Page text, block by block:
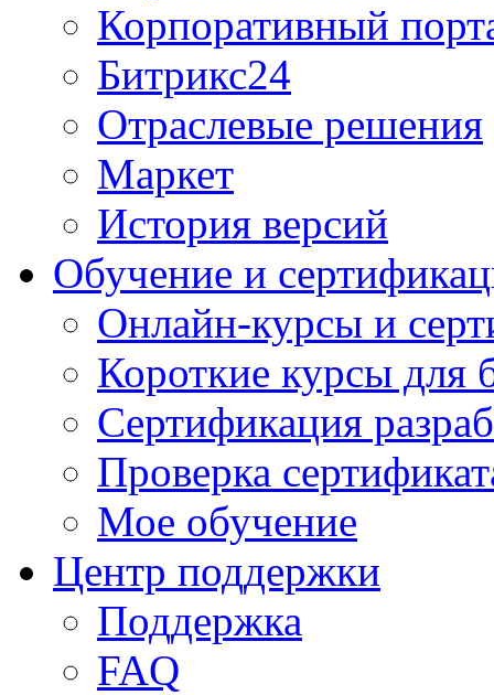
Корпоративный
Битрикс24
Отраслевые решения
Маркет
История версий
Обучение и
Онлайн-курсы и
Короткие курсы для
Сертификация
Проверка
Мое обучение
Центр поддержки
Поддержка
FAQ